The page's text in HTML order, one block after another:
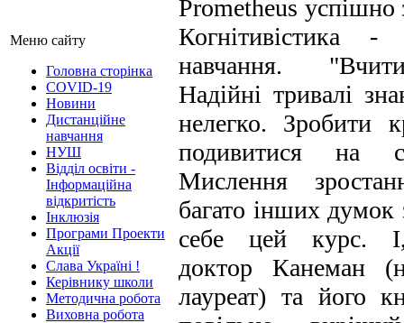
Меню сайту
Головна сторінка
COVID-19
Новини
Дистанційне
навчання
НУШ
Відділ освіти -
Інформаційна
відкритість
Інклюзія
Програми Проекти
Акції
Слава Україні !
Керівнику школи
Методична робота
Виховна робота
Prometheus
Когнітивістика
навчання.
Надійні тривалі
нелегко. Зробити
подивитися на
Мислення
багато інших
себе цей курс.
доктор Канеман
лауреат) та його